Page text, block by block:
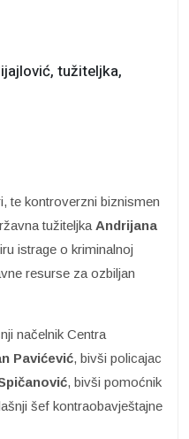
tužiteljka,
te kontroverzni biznismen
tužiteljka Andrijana
istrage o kriminalnoj
resurse za ozbiljan
načelnik Centra
Pavićević, bivši policajac
, bivši pomoćnik
šef kontraobavještajne